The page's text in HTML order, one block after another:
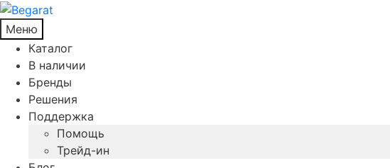
Меню
Каталог
В наличии
Бренды
Решения
Поддержка
Помощь
Трейд-ин